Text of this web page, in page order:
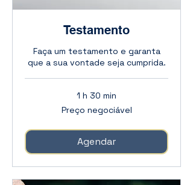
Testamento
Faça um testamento e garanta
que a sua vontade seja cumprida.
1 h 30 min
Preço negociável
Agendar